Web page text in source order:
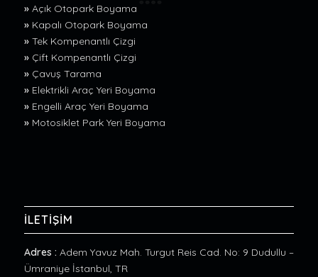
» Açık Otopark Boyama
» Kapalı Otopark Boyama
» Tek Kompenantlı Çizgi
» Çift Kompenantlı Çizgi
» Çavuş Tarama
» Elektrikli Araç Yeri Boyama
» Engelli Araç Yeri Boyama
» Motosiklet Park Yeri Boyama
İLETİŞİM
Adres : Adem Yavuz Mah. Turgut Reis Cad. No: 9 Dudullu –
Ümraniye İstanbul, TR